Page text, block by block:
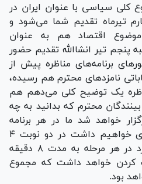
کلی سیاسی با عنوان ایران در
تیرماه تقدیم شما می‌شود و
موضوع اقتصاد هم به عنوان
پنجم تیر انشاالله تقدیم حضور
برنامه‌های مناظره پیش از
نامزد‌های محترم هم رسیده،
یک توضیح کلی می‌دهم هم
محترم که بدانید به چه
خواهد شد ما در هر برنامه
مناظره سه مرحله ۸ دقیقه‌ای خواهیم داشت در دو نوبت ۴
دقیقه‌ای در مجموع هر نامزد در هر مرحله به مدت ۸ دقیقه
خواهد داشت که مجموع